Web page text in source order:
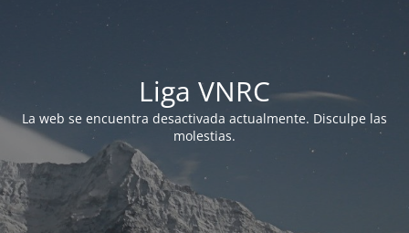
Liga VNRC
La web se encuentra desactivada actualmente. Disculpe las
molestias.